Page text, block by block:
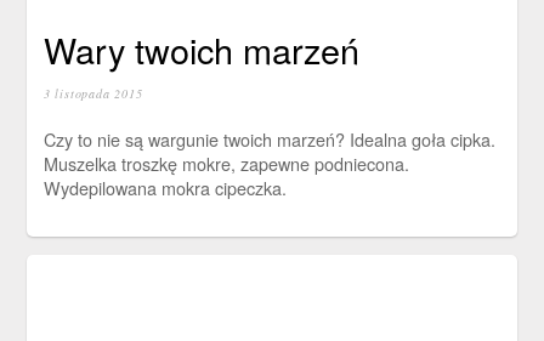
Wary twoich marzeń
3 listopada 2015
Czy to nie są wargunie twoich marzeń? Idealna goła cipka.
Muszelka troszkę mokre, zapewne podniecona.
Wydepilowana mokra cipeczka.